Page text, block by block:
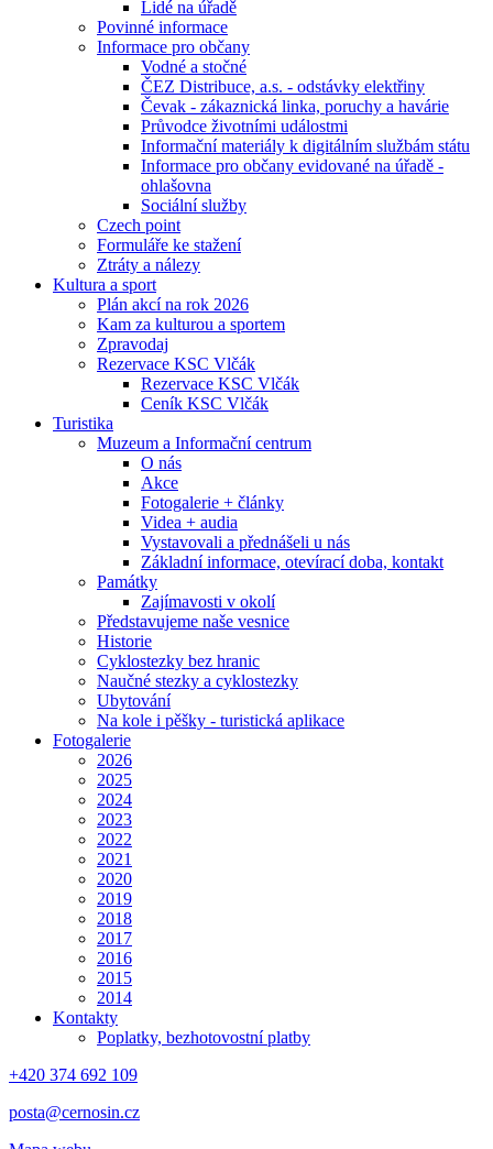
Lidé na úřadě
Povinné informace
Informace pro občany
Vodné a stočné
ČEZ Distribuce, a.s. - odstávky elektřiny
Čevak - zákaznická linka, poruchy a havárie
Průvodce životními událostmi
Informační materiály k digitálním službám státu
Informace pro občany evidované na úřadě -
ohlašovna
Sociální služby
Czech point
Formuláře ke stažení
Ztráty a nálezy
Kultura a sport
Plán akcí na rok 2026
Kam za kulturou a sportem
Zpravodaj
Rezervace KSC Vlčák
Rezervace KSC Vlčák
Ceník KSC Vlčák
Turistika
Muzeum a Informační centrum
O nás
Akce
Fotogalerie + články
Videa + audia
Vystavovali a přednášeli u nás
Základní informace, otevírací doba, kontakt
Památky
Zajímavosti v okolí
Představujeme naše vesnice
Historie
Cyklostezky bez hranic
Naučné stezky a cyklostezky
Ubytování
Na kole i pěšky - turistická aplikace
Fotogalerie
2026
2025
2024
2023
2022
2021
2020
2019
2018
2017
2016
2015
2014
Kontakty
Poplatky, bezhotovostní platby
+420 374 692 109
posta@cernosin.cz